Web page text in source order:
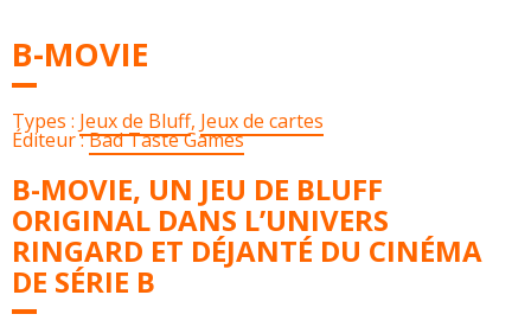
B-MOVIE
Types : Jeux de Bluff, Jeux de cartes
Éditeur :Bad Taste Games
B-MOVIE, UN JEU DE BLUFF
ORIGINAL DANS L’UNIVERS
RINGARD ET DÉJANTÉ DU CINÉMA
DE SÉRIE B